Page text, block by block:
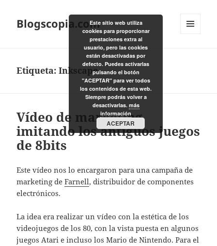
Blogscopia.com
Etiqueta:Inkscape
Vídeo de marketing
imitando los antiguos juegos
de 8bits
Este vídeo nos lo encargaron para una campaña de
marketing deFarnell, distribuidor de componentes
electrónicos.
La idea era realizar un vídeo con la estética de los
videojuegos de los 80, con la vista puesta en algunos
juegos Atari e incluso los Mario de Nintendo. Para el
Este sitio web utiliza
cookies para proporcionar
prestaciones extra al
usuario, pero las cookies
están desactivadas por
defecto. Puedes activarlas
pulsando el botón
"ACEPTAR" para ver todos
los contenidos de esta web.
Siempre podrás volver a
desactivarlas. más
información
ACEPTAR